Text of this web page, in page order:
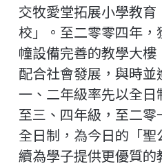
交牧愛堂拓展小學教
校」。至二零零四年
幢設備完善的教學大
配合社會發展，與時
一、二年級率先以全
至三、四年級，至二
全日制，為今日的「
續為學子提供更優質的